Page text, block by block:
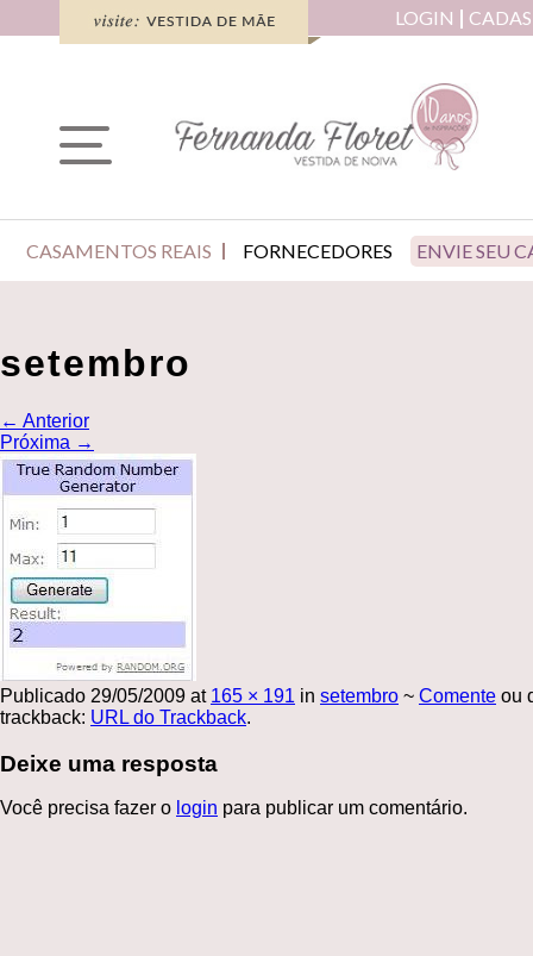
LOGIN
CASAMENTOS REAIS FORNECEDORES ENVIE SEU
setembro
← Anterior
Próxima →
Publicado 29/05/2009 at 165 × 191 in setembro ~ Comente ou
trackback: URL do Trackback.
Deixe uma resposta
Você precisa fazer o login para publicar um comentário.